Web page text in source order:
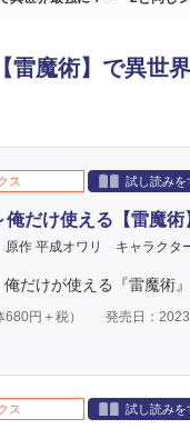
雷魔術】で異
ス 試し読みを
俺だけ使える【雷魔
原作 平成オワリ キャラクタ
俺だけが使える『雷魔術
680円＋税） 発売日：
ス 試し読みを